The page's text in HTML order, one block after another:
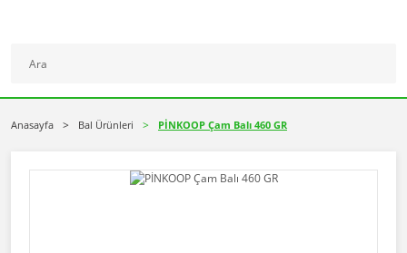
Anasayfa Bal Ürünleri PİNKOOP Çam Balı 460 GR